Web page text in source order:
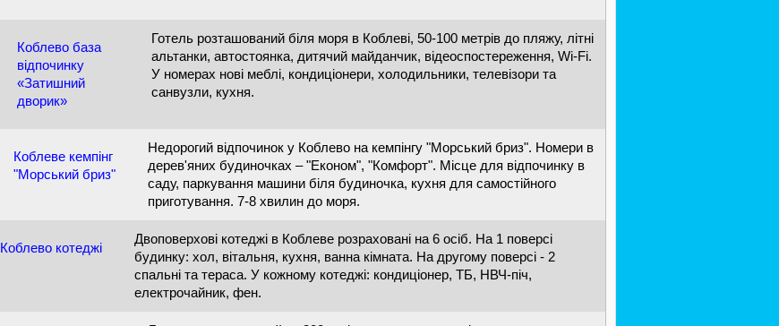
Коблево база
відпочинку
«Затишний
дворик»
Готель розташований біля моря в Коблеві, 50-100 метрів до пляжу, літні
альтанки, автостоянка, дитячий майданчик, відеоспостереження, Wi-Fi.
У номерах нові меблі, кондиціонери, холодильники, телевізори та
санвузли, кухня.
Коблеве кемпінг
"Морський бриз"
Недорогий відпочинок у Коблево на кемпінгу "Морський бриз". Номери в
дерев'яних будиночках – "Економ", "Комфорт". Мiсце для вiдпочинку в
саду, паркування машини біля будиночка, кухня для самостійного
приготування. 7-8 хвилин до моря.
Коблево котеджі
Двоповерхові котеджі в Коблеве розраховані на 6 осіб. На 1 поверсі
будинку: хол, вітальня, кухня, ванна кімната. На другому поверсі - 2
спальні та тераса. У кожному котеджі: кондиціонер, ТБ, НВЧ-піч,
електрочайник, фен.